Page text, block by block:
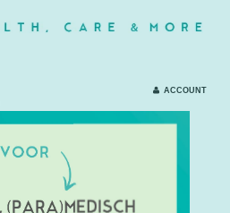
ACCOUNT